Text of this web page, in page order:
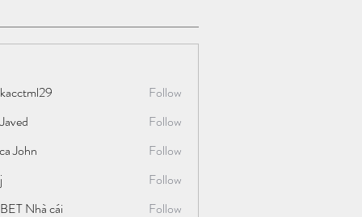
Follow
Follow
John
Follow
Follow
Nhà cái
Follow